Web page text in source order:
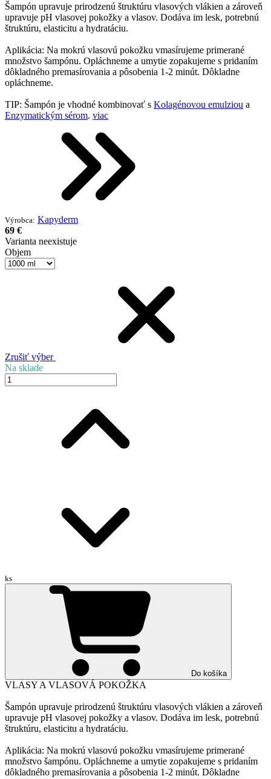
Šampón upravuje prirodzenú štruktúru vlasových vlákien a zároveň
upravuje pH vlasovej pokožky a vlasov. Dodáva im lesk, potrebnú
štruktúru, elasticitu a hydratáciu.
Aplikácia: Na mokrú vlasovú pokožku vmasírujeme primerané
množstvo šampónu. Opláchneme a umytie zopakujeme s pridaním
dôkladného premasírovania a pôsobenia 1-2 minút. Dôkladne
opláchneme.
TIP: Šampón je vhodné kombinovať s Kolagénovou emulziou a
Enzymatickým sérom. viac
Výrobca: Kapyderm
69 €
Varianta neexistuje
Objem
Zrušiť výber
Na sklade
ks
Do košíka
VLASY A VLASOVÁ POKOŽKA
Šampón upravuje prirodzenú štruktúru vlasových vlákien a zároveň
upravuje pH vlasovej pokožky a vlasov. Dodáva im lesk, potrebnú
štruktúru, elasticitu a hydratáciu.
Aplikácia: Na mokrú vlasovú pokožku vmasírujeme primerané
množstvo šampónu. Opláchneme a umytie zopakujeme s pridaním
dôkladného premasírovania a pôsobenia 1-2 minút. Dôkladne